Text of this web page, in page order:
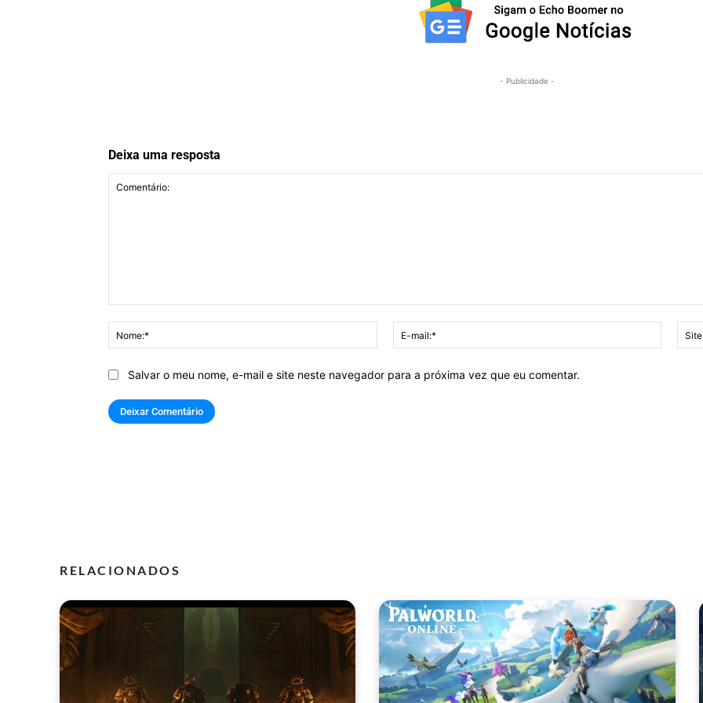
- Publicidade -
Deixa uma resposta
Nome:*
mail:*
Salvar o meu nome, e-mail e site neste navegador para a próxima vez que eu comentar.
RELACIONADOS